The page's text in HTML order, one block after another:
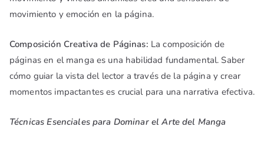
movimiento y emoción en la página.
Composición Creativa de Páginas: La composición de
páginas en el manga es una habilidad fundamental. Saber
cómo guiar la vista del lector a través de la página y crear
momentos impactantes es crucial para una narrativa efectiva.
Técnicas Esenciales para Dominar el Arte del Manga